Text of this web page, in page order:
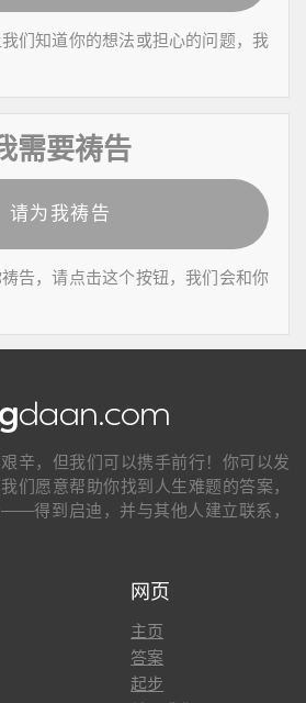
们知道你的想法或担心的问题，我
需要祷告
请为我祷告
告，请点击这个按钮，我们会和你
辛，但我们可以携手前行！你可以发
们愿意帮助你找到人生难题的答案，
得到启迪，并与其他人建立联系，
网页
主页
答案
起步